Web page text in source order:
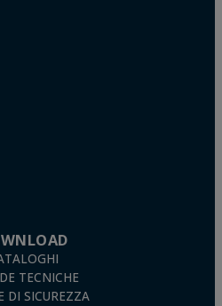
TECNICHE
DI SICUREZZA